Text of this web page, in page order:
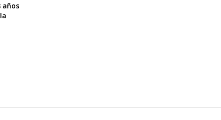
años